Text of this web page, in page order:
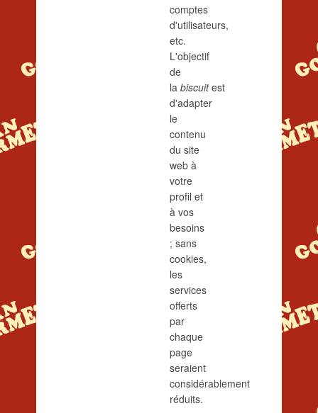
comptes
d'utilisateurs,
etc.
L'objectif
de
la biscuitest
d'adapter
le
contenu
du site
web à
votre
profil et
à vos
besoins
; sans
cookies,
les
services
offerts
par
chaque
page
seraient
considérablement
réduits.